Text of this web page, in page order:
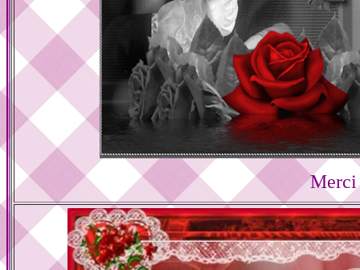
Merci